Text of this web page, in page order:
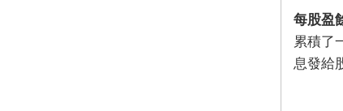
每股盈
累積了
息發給